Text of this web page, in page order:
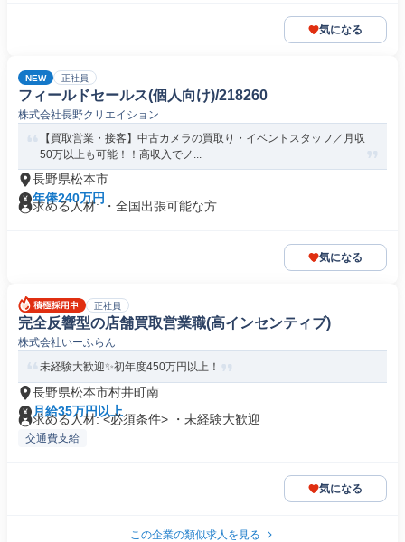
気になる
NEW 正社員
フィールドセールス(個人向け)/218260
株式会社長野クリエイション
【買取営業・接客】中古カメラの買取り・イベントスタッフ／月収
50万以上も可能！！高収入でノ...
長野県松本市
年俸240万円
求める人材: ・全国出張可能な方
気になる
正社員
完全反響型の店舗買取営業職(高インセンティブ)
株式会社いーふらん
未経験大歓迎✨初年度450万円以上！
長野県松本市村井町南
月給35万円以上
求める人材: <必須条件> ・未経験大歓迎
交通費支給
気になる
この企業の類似求人を見る